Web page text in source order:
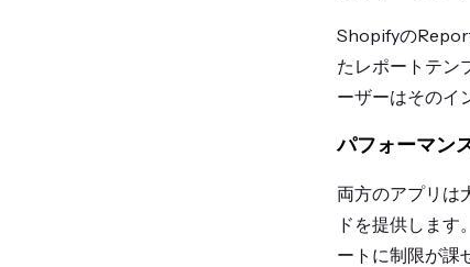
Shopifyの
たレポートテン
ーザーはそのイ
パフォーマン
両方のアプリは
ドを提供しま
ートに制限が課